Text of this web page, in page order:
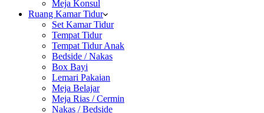
Meja Konsul
Ruang Kamar Tidur
Set Kamar Tidur
Tempat Tidur
Tempat Tidur Anak
Bedside / Nakas
Box Bayi
Lemari Pakaian
Meja Belajar
Meja Rias / Cermin
Nakas / Bedside